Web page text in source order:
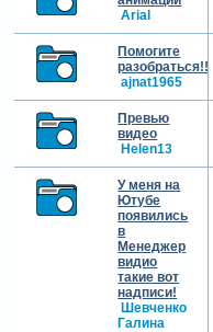
Arial
Помогите
разобраться!!!
ajnat1965
Превью
видео
Helen13
У меня на
Ютубе
появились
в
Менеджер
видио
такие вот
надписи!
Шевченко
Галина